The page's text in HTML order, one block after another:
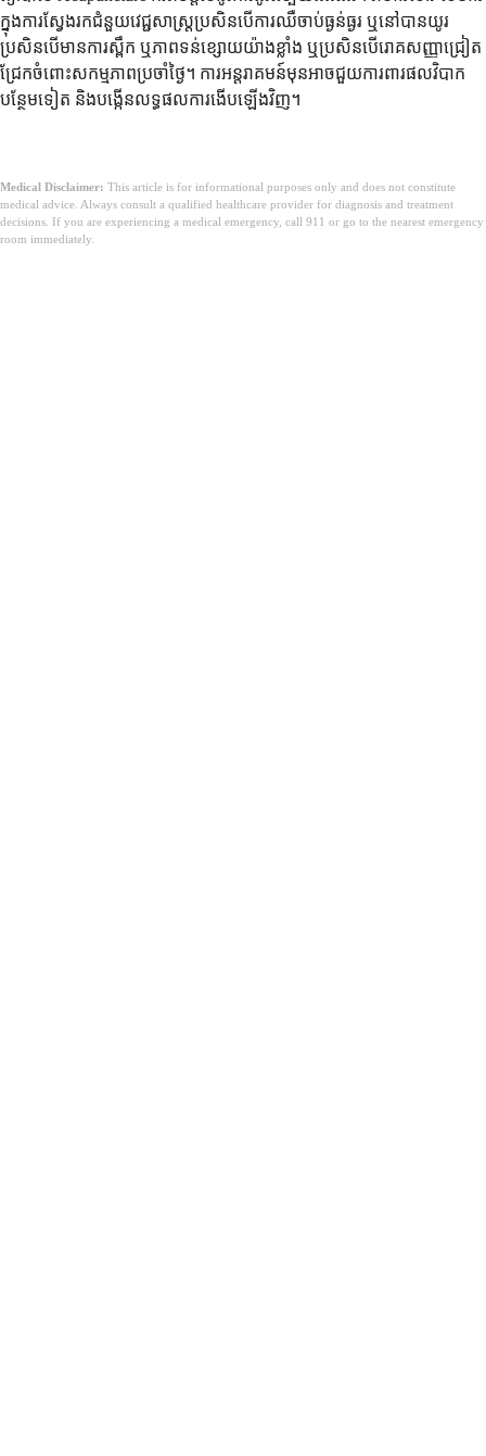
ក្នុងការស្វែងរកជំនួយវេជ្ជសាស្រ្តប្រសិនបើការឈឺចាប់ធ្ងន់ធ្ងរ ឬនៅបានយូរ
ប្រសិនបើមានការស្ពឹក ឬភាពទន់ខ្សោយយ៉ាងខ្លាំង ឬប្រសិនបើរោគសញ្ញាជ្រៀត
ជ្រែកចំពោះសកម្មភាពប្រចាំថ្ងៃ។ ការអន្តរាគមន៍មុនអាចជួយការពារផលវិបាក
បន្ថែមទៀត និងបង្កើនលទ្ធផលការងើបឡើងវិញ។
Medical Disclaimer: This article is for informational purposes only and does not constitute
medical advice. Always consult a qualified healthcare provider for diagnosis and treatment
decisions. If you are experiencing a medical emergency, call 911 or go to the nearest emergency
room immediately.